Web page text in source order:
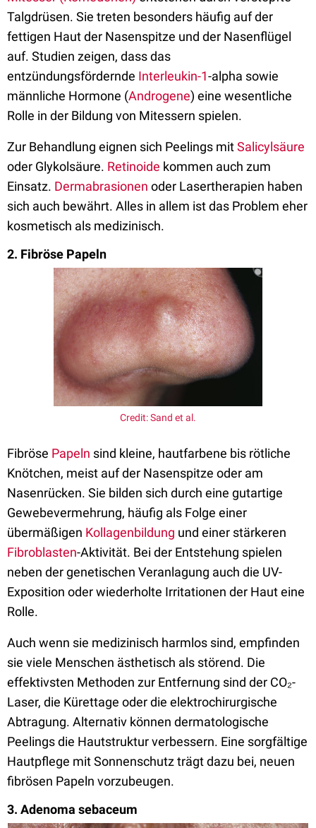
Talgdrüsen. Sie treten besonders häufig auf der
fettigen Haut der Nasenspitze und der Nasenflügel
auf. Studien zeigen, dass das
entzündungsfördernde Interleukin-1-alpha sowie
männliche Hormone (Androgene) eine wesentliche
Rolle in der Bildung von Mitessern spielen.
Zur Behandlung eignen sich Peelings mitSalicylsäure
oder Glykolsäure. Retinoide kommen auch zum
Einsatz. Dermabrasionen oder Lasertherapien haben
sich auch bewährt. Alles in allem ist das Problem eher
kosmetisch als medizinisch.
2. Fibröse Papeln
Credit: Sand et al.
Fibröse Papeln sind kleine, hautfarbene bis rötliche
Knötchen, meist auf der Nasenspitze oder am
Nasenrücken. Sie bilden sich durch eine gutartige
Gewebevermehrung, häufig als Folge einer
übermäßigen Kollagenbildung und einer stärkeren
Fibroblasten-Aktivität. Bei der Entstehung spielen
neben der genetischen Veranlagung auch die UV-
Exposition oder wiederholte Irritationen der Haut eine
Rolle.
Auch wenn sie medizinisch harmlos sind, empfinden
sie viele Menschen ästhetisch als störend. Die
effektivsten Methoden zur Entfernung sind der CO₂-
Laser, die Kürettage oder die elektrochirurgische
Abtragung. Alternativ können dermatologische
Peelings die Hautstruktur verbessern. Eine sorgfältige
Hautpflege mit Sonnenschutz trägt dazu bei, neuen
fibrösen Papeln vorzubeugen.
3. Adenoma sebaceum